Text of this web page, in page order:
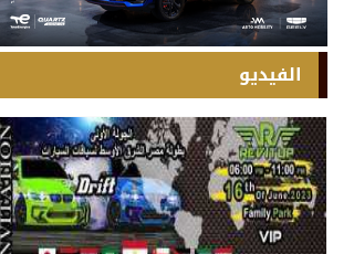
الفيديو